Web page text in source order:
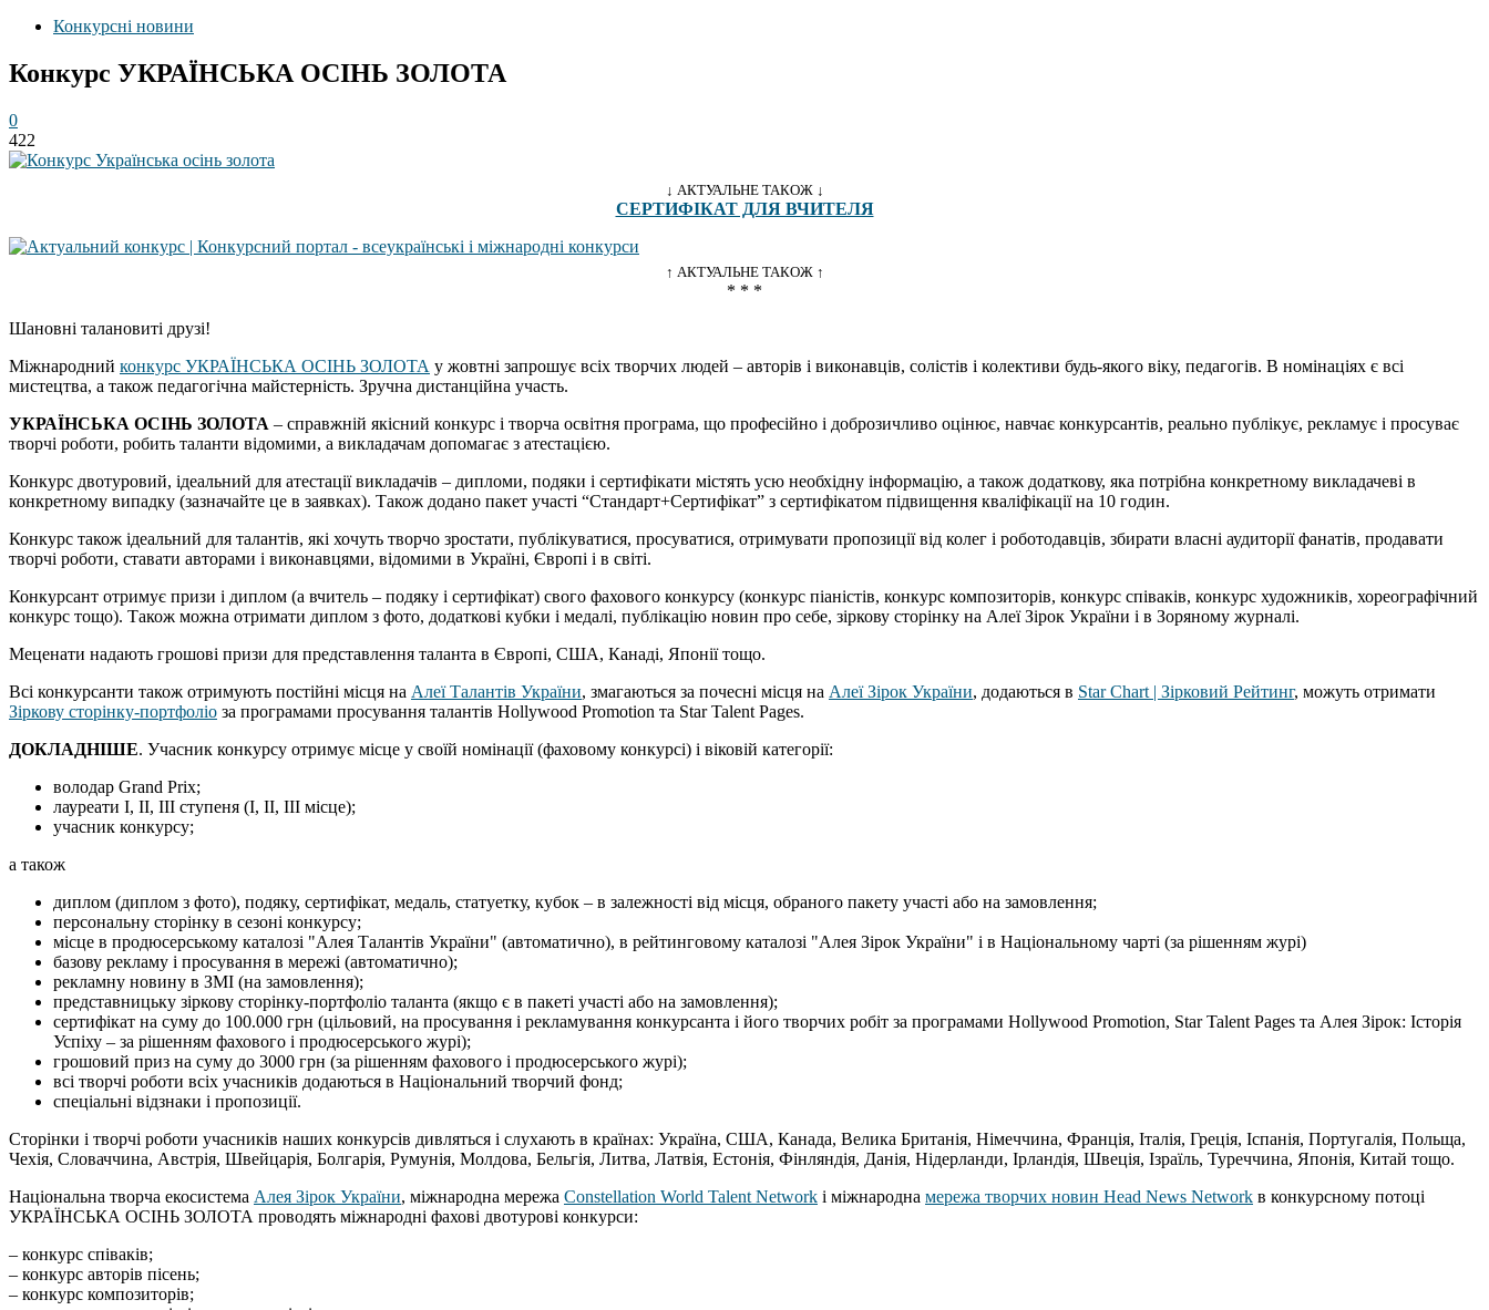
Конкурсні новини
Конкурс УКРАЇНСЬКА ОСІНЬ ЗОЛОТА
0
422
↓ АКТУАЛЬНЕ ТАКОЖ ↓
СЕРТИФІКАТ ДЛЯ ВЧИТЕЛЯ
↑ АКТУАЛЬНЕ ТАКОЖ ↑
* * *
Шановні талановиті друзі!
Міжнародний конкурс УКРАЇНСЬКА ОСІНЬ ЗОЛОТА у жовтні запрошує всіх творчих людей – авторів і виконавців, солістів і колективи будь-якого віку, педагогів. В номінаціях є всі
мистецтва, а також педагогічна майстерність. Зручна дистанційна участь.
УКРАЇНСЬКА ОСІНЬ ЗОЛОТА – справжній якісний конкурс і творча освітня програма, що професійно і доброзичливо оцінює, навчає конкурсантів, реально публікує, рекламує і просуває
творчі роботи, робить таланти відомими, а викладачам допомагає з атестацією.
Конкурс двотуровий, ідеальний для атестації викладачів – дипломи, подяки і сертифікати містять усю необхідну інформацію, а також додаткову, яка потрібна конкретному викладачеві в
конкретному випадку (зазначайте це в заявках). Також додано пакет участі “Стандарт+Сертифікат” з сертифікатом підвищення кваліфікації на 10 годин.
Конкурс також ідеальний для талантів, які хочуть творчо зростати, публікуватися, просуватися, отримувати пропозиції від колег і роботодавців, збирати власні аудиторії фанатів, продавати
творчі роботи, ставати авторами і виконавцями, відомими в Україні, Європі і в світі.
Конкурсант отримує призи і диплом (а вчитель – подяку і сертифікат) свого фахового конкурсу (конкурс піаністів, конкурс композиторів, конкурс співаків, конкурс художників, хореографічний
конкурс тощо). Також можна отримати диплом з фото, додаткові кубки і медалі, публікацію новин про себе, зіркову сторінку на Алеї Зірок України і в Зоряному журналі.
Меценати надають грошові призи для представлення таланта в Європі, США, Канаді, Японії тощо.
Всі конкурсанти також отримують постійні місця на Алеї Талантів України, змагаються за почесні місця на Алеї Зірок України, додаються в Star Chart | Зірковий Рейтинг, можуть отримати
Зіркову сторінку-портфоліо за програмами просування талантів Hollywood Promotion та Star Talent Pages.
ДОКЛАДНІШЕ. Учасник конкурсу отримує місце у своїй номінації (фаховому конкурсі) і віковій категорії:
володар Grand Prix;
лауреати І, ІІ, ІІІ ступеня (І, ІІ, ІІІ місце);
учасник конкурсу;
а також
диплом (диплом з фото), подяку, сертифікат, медаль, статуетку, кубок – в залежності від місця, обраного пакету участі або на замовлення;
персональну сторінку в сезоні конкурсу;
місце в продюсерському каталозі "Алея Талантів України" (автоматично), в рейтинговому каталозі "Алея Зірок України" і в Національному чарті (за рішенням журі)
базову рекламу і просування в мережі (автоматично);
рекламну новину в ЗМІ (на замовлення);
представницьку зіркову сторінку-портфоліо таланта (якщо є в пакеті участі або на замовлення);
сертифікат на суму до 100.000 грн (цільовий, на просування і рекламування конкурсанта і його творчих робіт за програмами Hollywood Promotion, Star Talent Pages та Алея Зірок: Історія
Успіху – за рішенням фахового і продюсерського журі);
грошовий приз на суму до 3000 грн (за рішенням фахового і продюсерського журі);
всі творчі роботи всіх учасників додаються в Національний творчий фонд;
спеціальні відзнаки і пропозиції.
Cторінки і творчі роботи учасників наших конкурсів дивляться і слухають в країнах: Україна, США, Канада, Велика Британія, Німеччина, Франція, Італія, Греція, Іспанія, Португалія, Польща,
Чехія, Словаччина, Австрія, Швейцарія, Болгарія, Румунія, Молдова, Бельгія, Литва, Латвія, Естонія, Фінляндія, Данія, Нідерланди, Ірландія, Швеція, Ізраїль, Туреччина, Японія, Китай тощо.
Національна творча екосистема Алея Зірок України, міжнародна мережа Constellation World Talent Network і міжнародна мережа творчих новин Head News Network в конкурсному потоці
УКРАЇНСЬКА ОСІНЬ ЗОЛОТА проводять міжнародні фахові двотурові конкурси:
– конкурс співаків;
– конкурс авторів пісень;
– конкурс композиторів;